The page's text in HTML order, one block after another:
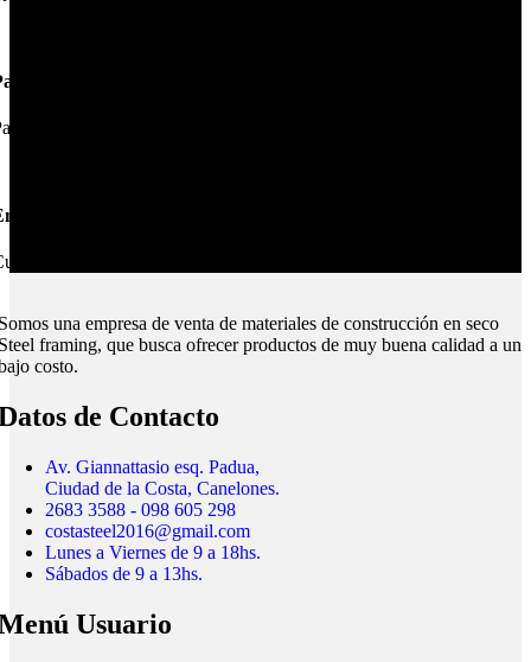
Seguros.
online en nuestra web.
Montevideo e Interior.
todo el país.
una empresa de venta de materiales de construcción en seco
framing, que busca ofrecer productos de muy buena calidad a un
costo.
de Contacto
Av. Giannattasio esq. Padua,
Ciudad de la Costa, Canelones.
2683 3588 - 098 605 298
costasteel2016@gmail.com
Lunes a Viernes de 9 a 18hs.
Sábados de 9 a 13hs.
Usuario